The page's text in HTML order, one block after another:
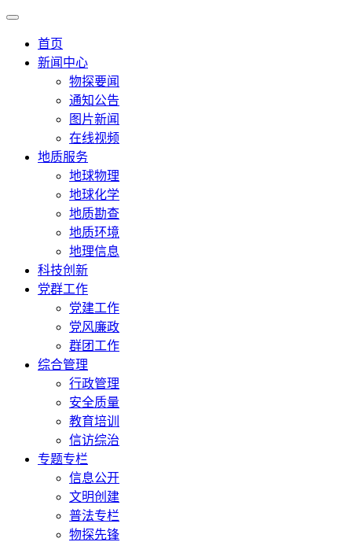
首页
新闻中心
物探要闻
通知公告
图片新闻
在线视频
地质服务
地球物理
地球化学
地质勘查
地质环境
地理信息
科技创新
党群工作
党建工作
党风廉政
群团工作
综合管理
行政管理
安全质量
教育培训
信访综治
专题专栏
信息公开
文明创建
普法专栏
物探先锋